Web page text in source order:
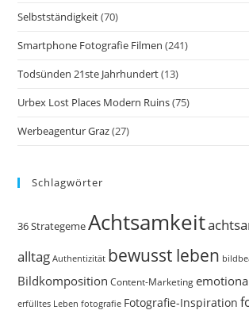
Selbstständigkeit(70)
Smartphone Fotografie Filmen (241)
Todsünden 21ste Jahrhundert(13)
Urbex Lost Places Modern Ruins(75)
Werbeagentur Graz(27)
Schlagwörter
36 StrategemeAchtsamkeit
alltag Authentizität bewusst leben
Bildkomposition Content-Marketing
erfülltes Leben fotografie Fotografie-Inspiration